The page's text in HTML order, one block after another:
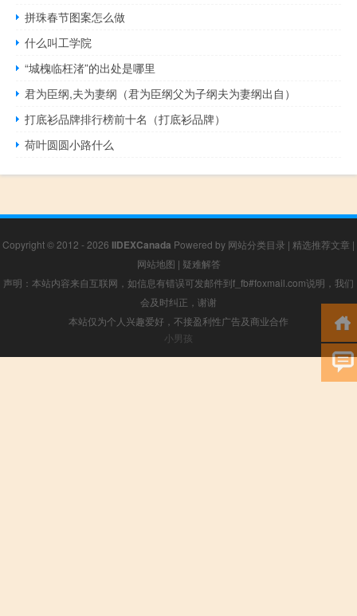
拼珠春节图案怎么做
什么叫工学院
“城槐临枉渚”的出处是哪里
君为臣纲,夫为妻纲（君为臣纲父为子纲夫为妻纲出自）
打底衫品牌排行榜前十名（打底衫品牌）
荷叶圆圆小路什么
Copyright © 2012 - 2026 IIDEXCanada Powered by 网站分类目录 | 精选推荐文章 |
网站地图 | 疑难解答
声明：本站内容来自互联网，如信息有错误可发邮件到f_fb#foxmail.com说明，我们
会及时纠正，谢谢
本站仅为个人兴趣爱好，不接盈利性广告及商业合作
小男孩